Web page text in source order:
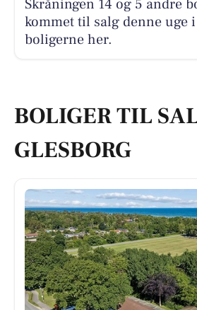
Skråningen 14 og 5 andre
kommet til salg denne uge
boligerne her.
BOLIGER TIL
GLESBORG